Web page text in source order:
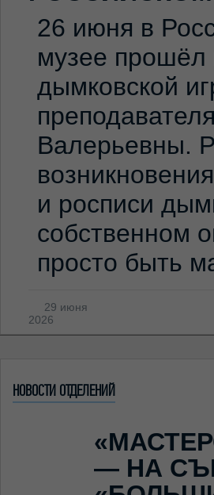
26 июня в
музее прошёл
дымковской
Валерьевны.
и росписи
собственном
просто быть
29 июня
2026
НОВОСТИ ОТДЕЛЕНИЙ
— НА